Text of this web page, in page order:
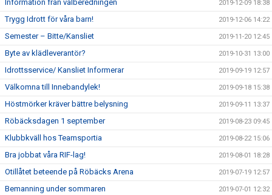
Information från valberedningen 2019-12-09 18:38
Trygg Idrott för våra barn! 2019-12-06 14:22
Semester – Bitte/Kansliet 2019-11-20 12:45
Byte av klädleverantör? 2019-10-31 13:00
Idrottsservice/ Kansliet Informerar 2019-09-19 12:57
Välkomna till Innebandylek! 2019-09-18 15:38
Höstmörker kräver bättre belysning 2019-09-11 13:37
Röbäcksdagen 1 september 2019-08-23 09:45
Klubbkväll hos Teamsportia 2019-08-22 15:06
Bra jobbat våra RIF-lag! 2019-08-01 18:28
Otillåtet beteende på Röbäcks Arena 2019-07-19 12:57
Bemanning under sommaren 2019-07-01 12:32